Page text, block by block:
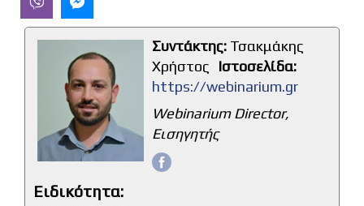
Μήνυμα *
Συντάκτης: Τσακμάκης
Χρήστος
Ιστοσελίδα:
https://webinarium.gr
Webinarium Director,
Εισηγητής
Ειδικότητα: